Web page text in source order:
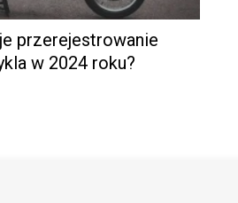
przerejestrowanie
w 2024 roku?